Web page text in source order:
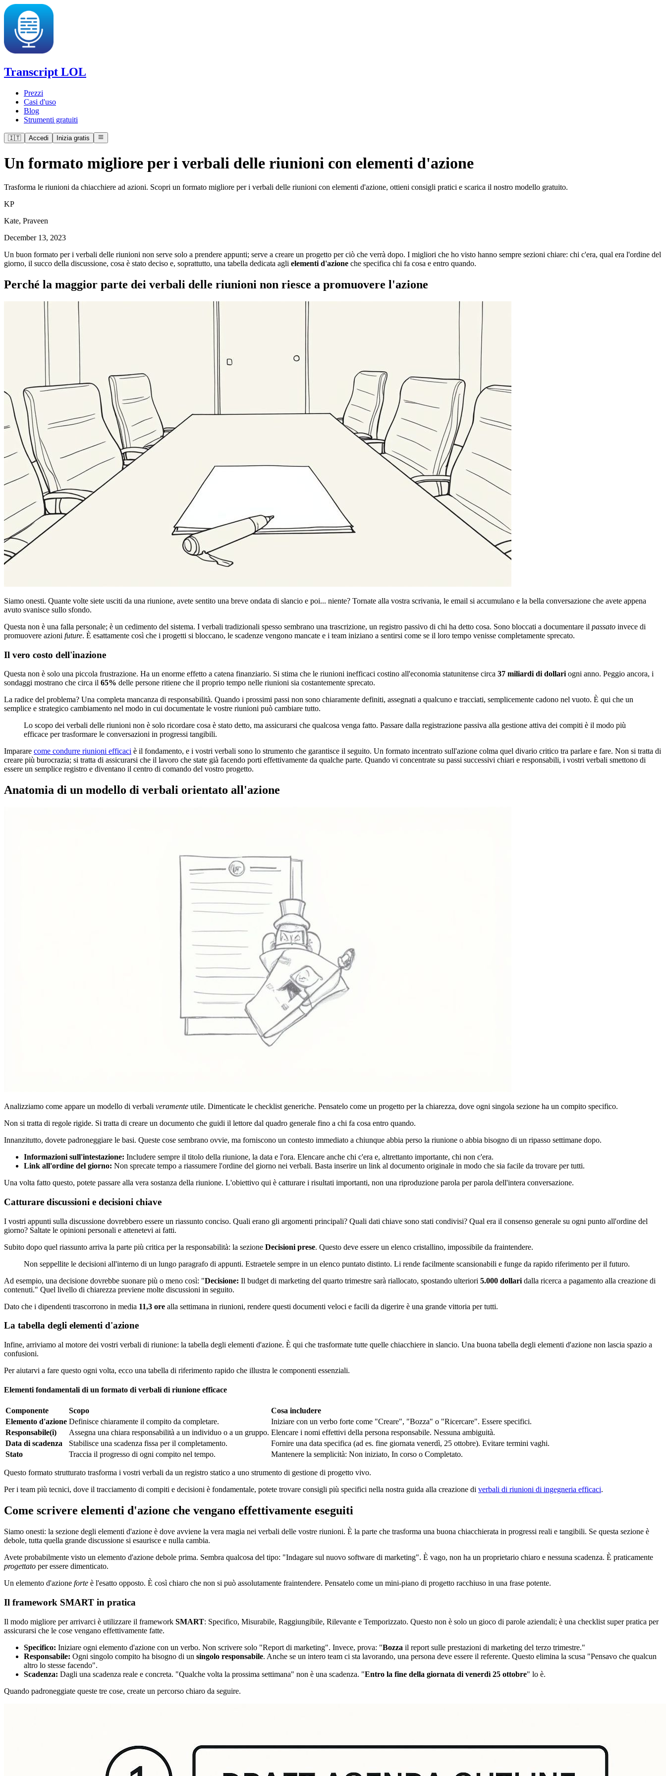
Transcript LOL
Prezzi
Casi d'uso
Blog
Strumenti gratuiti
🇮🇹 Accedi Inizia gratis
Un formato migliore per i verbali delle riunioni con elementi d'azione
Trasforma le riunioni da chiacchiere ad azioni. Scopri un formato migliore per i verbali delle riunioni con elementi d'azione, ottieni consigli pratici e scarica il nostro modello gratuito.
KP
Kate, Praveen
December 13, 2023
Un buon formato per i verbali delle riunioni non serve solo a prendere appunti; serve a creare un progetto per ciò che verrà dopo. I migliori che ho visto hanno sempre sezioni chiare: chi c'era, qual era l'ordine del
giorno, il succo della discussione, cosa è stato deciso e, soprattutto, una tabella dedicata agli elementi d'azione che specifica chi fa cosa e entro quando.
Perché la maggior parte dei verbali delle riunioni non riesce a promuovere l'azione
Siamo onesti. Quante volte siete usciti da una riunione, avete sentito una breve ondata di slancio e poi... niente? Tornate alla vostra scrivania, le email si accumulano e la bella conversazione che avete appena
avuto svanisce sullo sfondo.
Questa non è una falla personale; è un cedimento del sistema. I verbali tradizionali spesso sembrano una trascrizione, un registro passivo di chi ha detto cosa. Sono bloccati a documentare il passato invece di
promuovere azioni future. È esattamente così che i progetti si bloccano, le scadenze vengono mancate e i team iniziano a sentirsi come se il loro tempo venisse completamente sprecato.
Il vero costo dell'inazione
Questa non è solo una piccola frustrazione. Ha un enorme effetto a catena finanziario. Si stima che le riunioni inefficaci costino all'economia statunitense circa 37 miliardi di dollari ogni anno. Peggio ancora, i
sondaggi mostrano che circa il 65% delle persone ritiene che il proprio tempo nelle riunioni sia costantemente sprecato.
La radice del problema? Una completa mancanza di responsabilità. Quando i prossimi passi non sono chiaramente definiti, assegnati a qualcuno e tracciati, semplicemente cadono nel vuoto. È qui che un
semplice e strategico cambiamento nel modo in cui documentate le vostre riunioni può cambiare tutto.
Lo scopo dei verbali delle riunioni non è solo ricordare cosa è stato detto, ma assicurarsi che qualcosa venga fatto. Passare dalla registrazione passiva alla gestione attiva dei compiti è il modo più
efficace per trasformare le conversazioni in progressi tangibili.
Imparare come condurre riunioni efficaci è il fondamento, e i vostri verbali sono lo strumento che garantisce il seguito. Un formato incentrato sull'azione colma quel divario critico tra parlare e fare. Non si tratta di
creare più burocrazia; si tratta di assicurarsi che il lavoro che state già facendo porti effettivamente da qualche parte. Quando vi concentrate su passi successivi chiari e responsabili, i vostri verbali smettono di
essere un semplice registro e diventano il centro di comando del vostro progetto.
Anatomia di un modello di verbali orientato all'azione
Analizziamo come appare un modello di verbali veramente utile. Dimenticate le checklist generiche. Pensatelo come un progetto per la chiarezza, dove ogni singola sezione ha un compito specifico.
Non si tratta di regole rigide. Si tratta di creare un documento che guidi il lettore dal quadro generale fino a chi fa cosa entro quando.
Innanzitutto, dovete padroneggiare le basi. Queste cose sembrano ovvie, ma forniscono un contesto immediato a chiunque abbia perso la riunione o abbia bisogno di un ripasso settimane dopo.
Informazioni sull'intestazione: Includere sempre il titolo della riunione, la data e l'ora. Elencare anche chi c'era e, altrettanto importante, chi non c'era.
Link all'ordine del giorno: Non sprecate tempo a riassumere l'ordine del giorno nei verbali. Basta inserire un link al documento originale in modo che sia facile da trovare per tutti.
Una volta fatto questo, potete passare alla vera sostanza della riunione. L'obiettivo qui è catturare i risultati importanti, non una riproduzione parola per parola dell'intera conversazione.
Catturare discussioni e decisioni chiave
I vostri appunti sulla discussione dovrebbero essere un riassunto conciso. Quali erano gli argomenti principali? Quali dati chiave sono stati condivisi? Qual era il consenso generale su ogni punto all'ordine del
giorno? Saltate le opinioni personali e attenetevi ai fatti.
Subito dopo quel riassunto arriva la parte più critica per la responsabilità: la sezione Decisioni prese. Questo deve essere un elenco cristallino, impossibile da fraintendere.
Non seppellite le decisioni all'interno di un lungo paragrafo di appunti. Estraetele sempre in un elenco puntato distinto. Li rende facilmente scansionabili e funge da rapido riferimento per il futuro.
Ad esempio, una decisione dovrebbe suonare più o meno così: "Decisione: Il budget di marketing del quarto trimestre sarà riallocato, spostando ulteriori 5.000 dollari dalla ricerca a pagamento alla creazione di
contenuti." Quel livello di chiarezza previene molte discussioni in seguito.
Dato che i dipendenti trascorrono in media 11,3 ore alla settimana in riunioni, rendere questi documenti veloci e facili da digerire è una grande vittoria per tutti.
La tabella degli elementi d'azione
Infine, arriviamo al motore dei vostri verbali di riunione: la tabella degli elementi d'azione. È qui che trasformate tutte quelle chiacchiere in slancio. Una buona tabella degli elementi d'azione non lascia spazio a
confusioni.
Per aiutarvi a fare questo ogni volta, ecco una tabella di riferimento rapido che illustra le componenti essenziali.
Elementi fondamentali di un formato di verbali di riunione efficace
Componente Scopo
Cosa includere
Elemento d'azione Definisce chiaramente il compito da completare.
Iniziare con un verbo forte come "Creare", "Bozza" o "Ricercare". Essere specifici.
Responsabile(i)
Assegna una chiara responsabilità a un individuo o a un gruppo. Elencare i nomi effettivi della persona responsabile. Nessuna ambiguità.
Data di scadenza
Stabilisce una scadenza fissa per il completamento.
Fornire una data specifica (ad es. fine giornata venerdì, 25 ottobre). Evitare termini vaghi.
Stato
Traccia il progresso di ogni compito nel tempo. Mantenere la semplicità: Non iniziato, In corso o Completato.
Questo formato strutturato trasforma i vostri verbali da un registro statico a uno strumento di gestione di progetto vivo.
Per i team più tecnici, dove il tracciamento di compiti e decisioni è fondamentale, potete trovare consigli più specifici nella nostra guida alla creazione di verbali di riunioni di ingegneria efficaci.
Come scrivere elementi d'azione che vengano effettivamente eseguiti
Siamo onesti: la sezione degli elementi d'azione è dove avviene la vera magia nei verbali delle vostre riunioni. È la parte che trasforma una buona chiacchierata in progressi reali e tangibili. Se questa sezione è
debole, tutta quella grande discussione si esaurisce e nulla cambia.
Avete probabilmente visto un elemento d'azione debole prima. Sembra qualcosa del tipo: "Indagare sul nuovo software di marketing". È vago, non ha un proprietario chiaro e nessuna scadenza. È praticamente
progettato per essere dimenticato.
Un elemento d'azione forte è l'esatto opposto. È così chiaro che non si può assolutamente fraintendere. Pensatelo come un mini-piano di progetto racchiuso in una frase potente.
Il framework SMART in pratica
Il modo migliore per arrivarci è utilizzare il framework SMART: Specifico, Misurabile, Raggiungibile, Rilevante e Temporizzato. Questo non è solo un gioco di parole aziendali; è una checklist super pratica per
assicurarsi che le cose vengano effettivamente fatte.
Specifico: Iniziare ogni elemento d'azione con un verbo. Non scrivere solo "Report di marketing". Invece, prova: "Bozza il report sulle prestazioni di marketing del terzo trimestre."
Responsabile: Ogni singolo compito ha bisogno di un singolo responsabile. Anche se un intero team ci sta lavorando, una persona deve essere il referente. Questo elimina la scusa "Pensavo che qualcun
altro lo stesse facendo".
Scadenza: Dagli una scadenza reale e concreta. "Qualche volta la prossima settimana" non è una scadenza. "Entro la fine della giornata di venerdì 25 ottobre" lo è.
Quando padroneggiate queste tre cose, create un percorso chiaro da seguire.